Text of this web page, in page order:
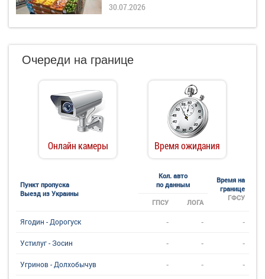
30.07.2026
Очереди на границе
Онлайн камеры Время ожидания
Пункт пропуска
Выезд из Украины
Кол. авто
по данным
Время на
границе
ГФСУ
ГПСУ ЛОГА
Ягодин - Дорогуск - - -
Устилуг - Зосин - - -
Угринов - Долхобычув - - -